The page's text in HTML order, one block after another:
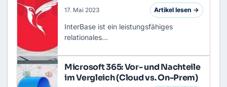
InterBase ist ein leistungsfähiges
relationales
das in vielen Anwendungen eingesetzt
wird. Regelmäßige Datensicherungen
sind entscheidend, um de…
17. Mai 2023 Artikel lesen →
Microsoft 365: Vor- und Nachteile
im Vergleich (Cloud vs. On-Prem)